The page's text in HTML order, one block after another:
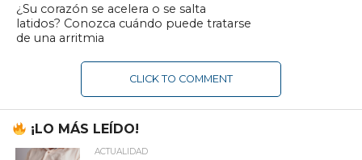
¿Su corazón se acelera o se salta
latidos? Conozca cuándo puede tratarse
de una arritmia
CLICK TO COMMENT
¡LO MÁS LEÍDO!
ACTUALIDAD